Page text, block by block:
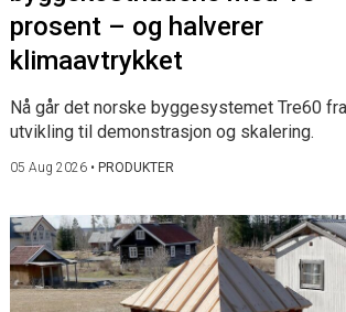
prosent – og halverer
klimaavtrykket
Nå går det norske byggesystemet Tre60 fra
utvikling til demonstrasjon og skalering.
05 Aug 2026 • PRODUKTER